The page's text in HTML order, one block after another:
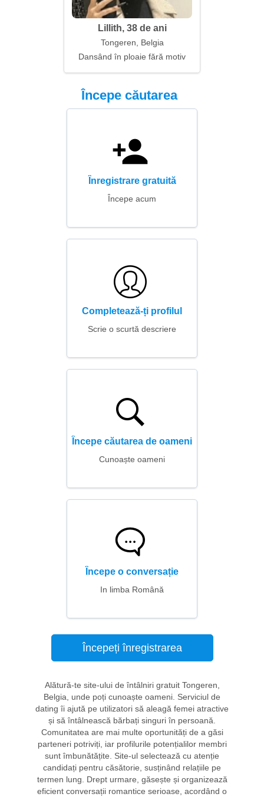
Lillith, 38 de ani
Tongeren, Belgia
Dansând în ploaie fără motiv
Începe căutarea
Înregistrare gratuită
Începe acum
Completează-ți profilul
Scrie o scurtă descriere
Începe căutarea de oameni
Cunoaște oameni
Începe o conversație
In limba Română
Începeți înregistrarea
Alătură-te site-ului de întâlniri gratuit Tongeren,
Belgia, unde poți cunoaște oameni. Serviciul de
dating îi ajută pe utilizatori să aleagă femei atractive
și să întâlnească bărbați singuri în persoană.
Comunitatea are mai multe oportunități de a găsi
parteneri potriviți, iar profilurile potențialilor membri
sunt îmbunătățite. Site-ul selectează cu atenție
candidați pentru căsătorie, susținând relațiile pe
termen lung. Drept urmare, găsește și organizează
eficient conversații romantice serioase, acordând o